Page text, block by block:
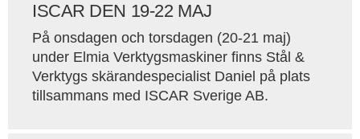
ISCAR DEN 19-22 MAJ
På onsdagen och torsdagen (20-21 maj)
under Elmia Verktygsmaskiner finns Stål &
Verktygs skärandespecialist Daniel på plats
tillsammans med ISCAR Sverige AB.